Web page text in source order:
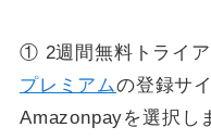
① 2週間無料トライ
プレミアムの登録サ
Amazonpayを選択し